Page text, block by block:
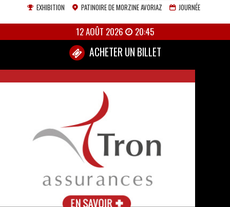
EXHIBITION PATINOIRE DE MORZINE AVORIAZ JOURNÉE
12 AOÛT 2026 20:45
ACHETER UN BILLET